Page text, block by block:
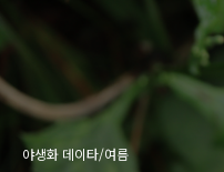
야생화 데이타/여름